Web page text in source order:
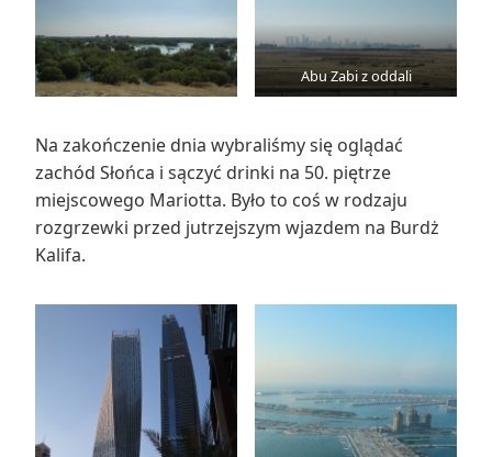
Abu Zabi z oddali
Na zakończenie dnia wybraliśmy się oglądać
zachód Słońca i sączyć drinki na 50. piętrze
miejscowego Mariotta. Było to coś w rodzaju
rozgrzewki przed jutrzejszym wjazdem na Burdż
Kalifa.